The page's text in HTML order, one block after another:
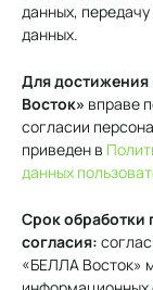
данных,
данных.
Для
Восток» вправе
согласии
приведен в
данных
Срок обработки
согласия:
«БЕЛЛА Восток»